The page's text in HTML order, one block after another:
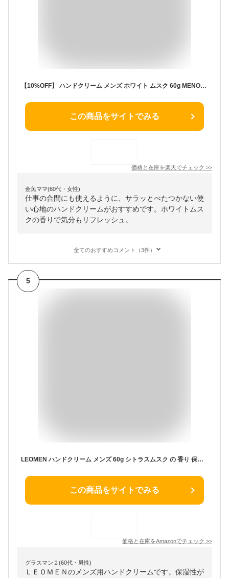
【10%OFF】 ハンドクリーム メンズ ホワイト ムスク 60g MENON ユニセックス プレゼント ギフト 贈り物 良い香り ベタつかない ハンドケア サラサラ メンズコスメ 香り 男女兼用 香水 練り香水 フレグランス クリーム 手 指 手荒れ ささくれ 男 男用 男性用 ミニサイズ
この商品をサイトでみる
価格と在庫を楽天でチェック >>
金魚ママ(60代・女性)
仕事の合間にも使えるように、サラッとべたつかない使
い心地のハンドクリームがおすすめです。ホワイトムス
クの香りで気分もリフレッシュ。
全てのおすすめコメント（3件）
5
LEOMEN ハンドクリーム メンズ 60g シトラスムスク の 香り 保湿 乾燥肌 無添加 日本製 男性 ムスク ギフト プレゼント ユニセックス ベタつかない いい匂い 乾燥 クリーム
この商品をサイトでみる
価格と在庫をAmazonでチェック >>
グラスマン２(60代・男性)
ＬＥＯＭＥＮのメンズ用ハンドクリームです。保湿性が